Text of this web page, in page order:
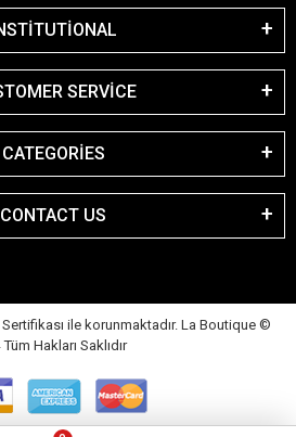
SERVİCE
CATEGORİES
CONTACT US
ile korunmaktadır. La Boutique ©
Hakları Saklıdır